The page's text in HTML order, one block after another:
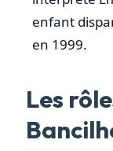
enfant
en 1999.
Les